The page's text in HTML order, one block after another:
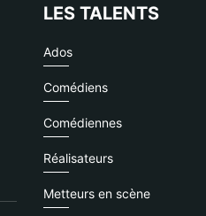
LES TALENTS
Ados
Comédiens
Comédiennes
Réalisateurs
Metteurs en scène